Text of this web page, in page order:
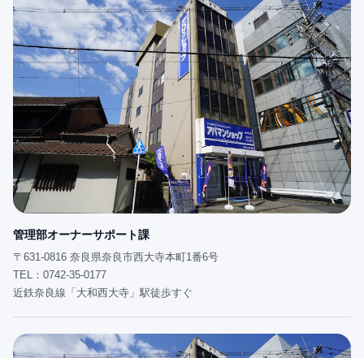
管理部オーナーサポート課
〒631-0816 奈良県奈良市西大寺本町1番6号
TEL：0742-35-0177
近鉄奈良線「大和西大寺」駅徒歩すぐ